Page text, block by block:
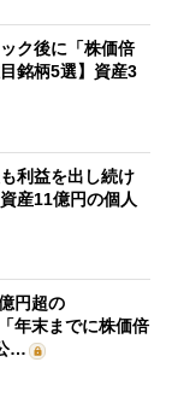
ク後に「株価倍
銘柄5選】資産3
利益を出し続け
産11億円の個人
円超の
年末までに株価倍
…